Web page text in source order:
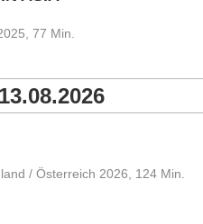
77 Min.
/ Österreich 2026, 124 Min.